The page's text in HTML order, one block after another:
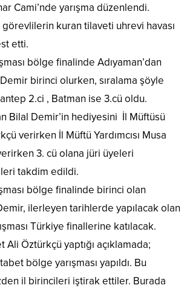
Cami’nde yarışma düzenlendi.
görevlilerin kuran tilaveti uhrevi havası
etti.
bölge finalinde Adıyaman’dan
Demir birinci olurken, sıralama şöyle
2.ci , Batman ise 3.cü oldu.
Bilal Demir’in hediyesini İl Müftüsü
verirken İl Müftü Yardımcısı Musa
3. cü olana jüri üyeleri
takdim edildi.
bölge finalinde birinci olan
ilerleyen tarihlerde yapılacak olan
Türkiye finallerine katılacak.
Ali Öztürkçü yaptığı açıklamada;
bölge yarışması yapıldı. Bu
il birincileri iştirak ettiler. Burada